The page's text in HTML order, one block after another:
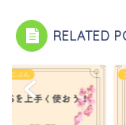
RELATED
とじぶん